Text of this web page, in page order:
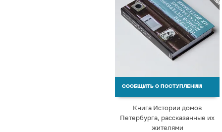
СООБЩИТЬ О ПОСТУПЛЕНИИ
Книга Истории домов
Петербурга, рассказанные их
жителями